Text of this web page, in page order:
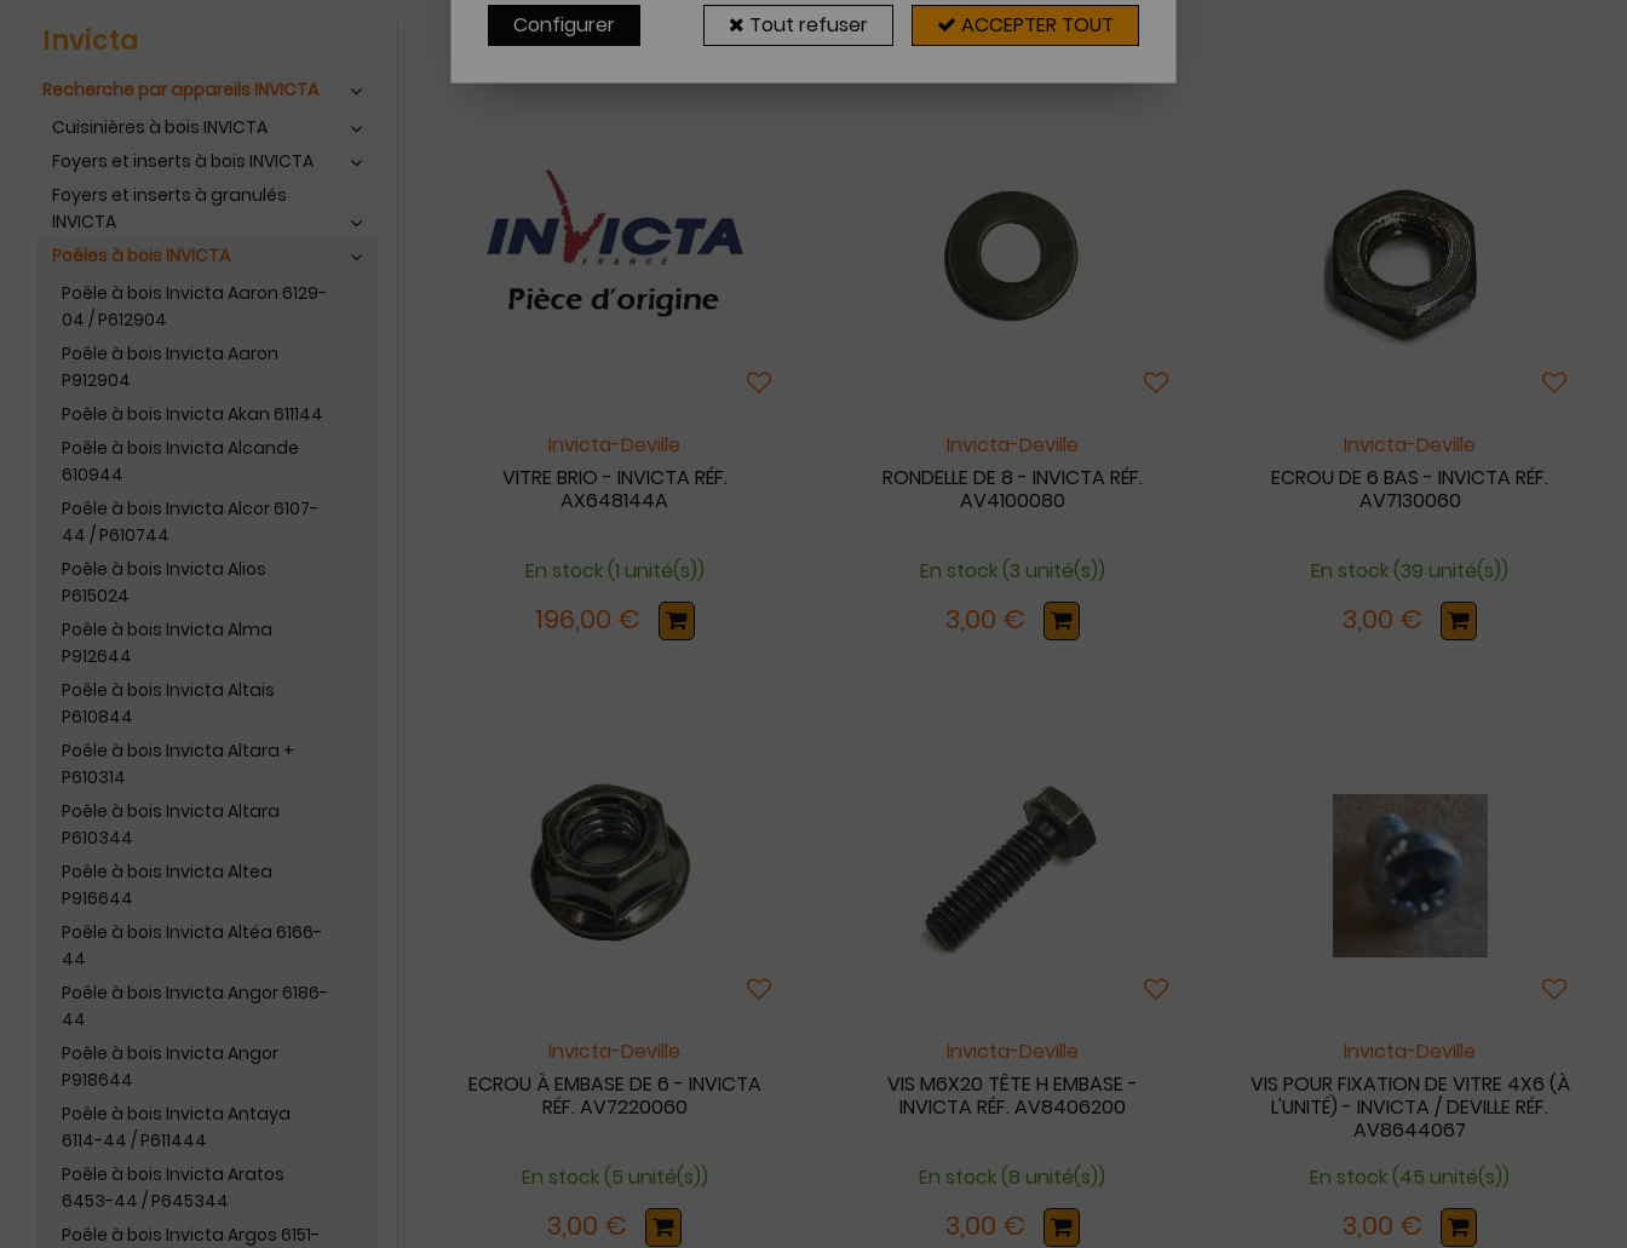
Invicta
Recherche par appareils INVICTA
Cuisinières à bois INVICTA
Foyers et inserts à bois INVICTA
Foyers et inserts à granulés
INVICTA
Poêles à bois INVICTA
Poêle à bois Invicta Aaron 6129-
04 / P612904
Poêle à bois Invicta Aaron
P912904
Poêle à bois Invicta Akan 611144
Poêle à bois Invicta Alcande
610944
Poêle à bois Invicta Alcor 6107-
44 / P610744
Poêle à bois Invicta Alios
P615024
Poêle à bois Invicta Alma
P912644
Poêle à bois Invicta Altais
P610844
Poêle à bois Invicta Altara +
P610314
Poêle à bois Invicta Altara
P610344
Poêle à bois Invicta Altea
P916644
Poêle à bois Invicta Altéa 6166-
44
Poêle à bois Invicta Angor 6186-
44
Poêle à bois Invicta Angor
P918644
Poêle à bois Invicta Antaya
6114-44 / P611444
Poêle à bois Invicta Aratos
6453-44 / P645344
Poêle à bois Invicta Argos 6151-
23 articles sur23
Invicta-Deville
VITRE BRIO - INVICTA RÉF.
AX648144A
En stock (1 unité(s))
196,00 €
Invicta-Deville
RONDELLE DE 8 - INVICTA RÉF.
AV4100080
En stock (3 unité(s))
3,00 €
Invicta-Deville
ECROU DE 6 BAS - INVICTA RÉF.
AV7130060
En stock (39 unité(s))
3,00 €
Invicta-Deville
ECROU À EMBASE DE 6 - INVICTA
RÉF. AV7220060
En stock (5 unité(s))
3,00 €
Invicta-Deville
VIS M6X20 TÊTE H EMBASE -
INVICTA RÉF. AV8406200
En stock (8 unité(s))
3,00 €
Invicta-Deville
VIS POUR FIXATION DE VITRE 4X6 (À
L'UNITÉ) - INVICTA / DEVILLE RÉF.
AV8644067
En stock (45 unité(s))
3,00 €
Configurer Tout refuser ACCEPTER TOUT